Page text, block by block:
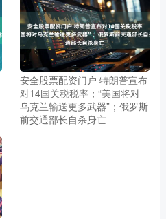
安全股票配资门户 特朗普宣布
对14国关税税率；“美国将对
乌克兰输送更多武器”；俄罗斯
前交通部长自杀身亡